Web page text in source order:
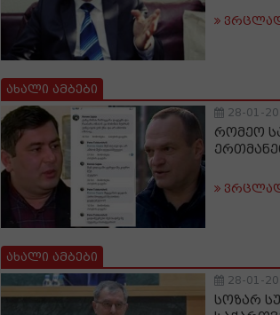
ახალი ამბები
28-01-
რომეო
ახალი ამბები
28-01-
სოზარ